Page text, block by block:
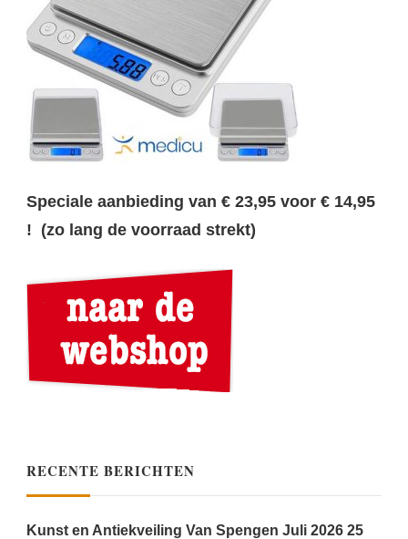
Speciale aanbieding van € 23,95 voor € 14,95
! (zo lang de voorraad strekt)
RECENTE BERICHTEN
Kunst en Antiekveiling Van Spengen Juli 2026 25